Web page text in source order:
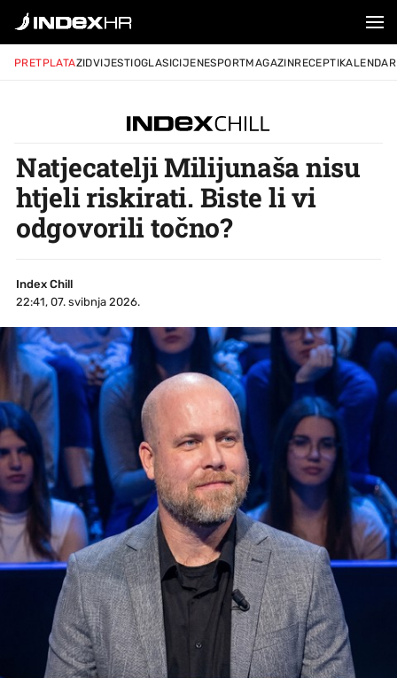
PRETPLATAZIDVIJESTIOGLASICIJENESPORTMAGAZINRECEPTIKALENDAR
Natjecatelji Milijunaša nisu
htjeli riskirati. Biste li vi
odgovorili točno?
Index Chill
22:41, 07. svibnja 2026.